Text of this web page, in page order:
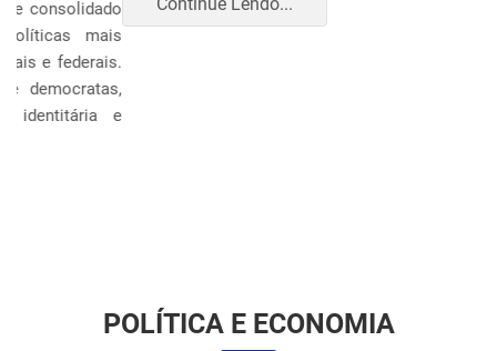
Continue Lendo...
POLÍTICA E ECONOMIA